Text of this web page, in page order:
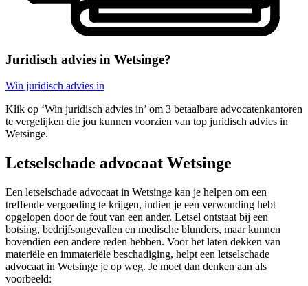
Juridisch advies in Wetsinge?
Win juridisch advies in
Klik op ‘Win juridisch advies in’ om 3 betaalbare advocatenkantoren
te vergelijken die jou kunnen voorzien van top juridisch advies in
Wetsinge.
Letselschade advocaat Wetsinge
Een letselschade advocaat in Wetsinge kan je helpen om een
treffende vergoeding te krijgen, indien je een verwonding hebt
opgelopen door de fout van een ander. Letsel ontstaat bij een
botsing, bedrijfsongevallen en medische blunders, maar kunnen
bovendien een andere reden hebben. Voor het laten dekken van
materiële en immateriële beschadiging, helpt een letselschade
advocaat in Wetsinge je op weg. Je moet dan denken aan als
voorbeeld: